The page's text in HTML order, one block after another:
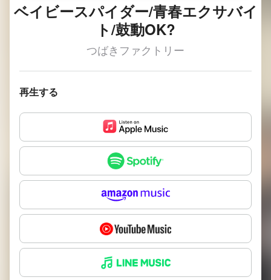
ベイビースパイダー/青春エクサバイ
ト/鼓動OK?
つばきファクトリー
再生する